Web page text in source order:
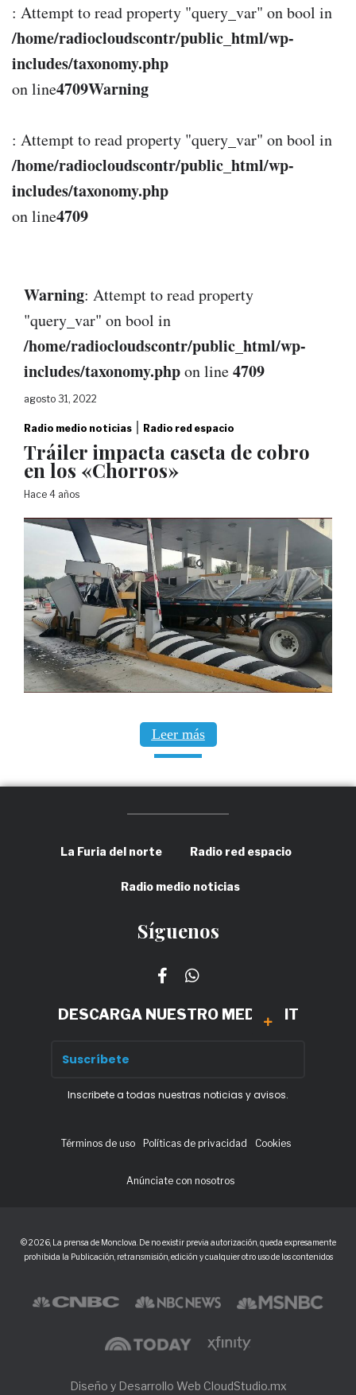
: Attempt to read property "query_var" on bool in
/home/radiocloudscontr/public_html/wp-
includes/taxonomy.php
on line4709Warning
: Attempt to read property "query_var" on bool in
/home/radiocloudscontr/public_html/wp-
includes/taxonomy.php
on line4709
Warning: Attempt to read property
"query_var" on bool in
/home/radiocloudscontr/public_html/wp-
includes/taxonomy.phpon line4709
agosto 31, 2022
Radio medio noticias | Radio red espacio
Tráiler impacta caseta de cobro
en los «Chorros»
Hace 4 años
Leer más
La Furia del norte Radio red espacio
Radio medio noticias
Síguenos
DESCARGA NUESTRO MEDIA KIT
Inscribete a todas nuestras noticias y avisos.
Términos de uso Políticas de privacidad Cookies
Anúnciate con nosotros
© 2026, La prensa de Monclova. De no existir previa autorización, queda expresamente
prohibida la Publicación, retransmisión, edición y cualquier otro uso de los contenidos
Diseño y Desarrollo Web CloudStudio.mx